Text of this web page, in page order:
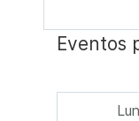
Eventos